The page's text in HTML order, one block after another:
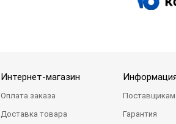
Интернет-магазин
Оплата заказа
Доставка товара
Поставщикам
Гарантия